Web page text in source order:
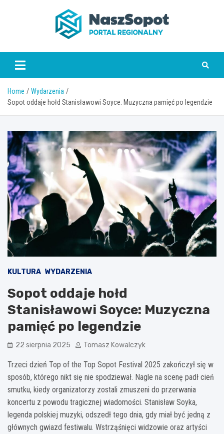
www.naszsopot.pl
Home
Wydarzenia
Sopot oddaje hołd Stanisławowi Soyce: Muzyczna pamięć po legendzie
KULTURA WYDARZENIA
Sopot oddaje hołd
Stanisławowi Soyce: Muzyczna
pamięć po legendzie
22 sierpnia 2025 Tomasz Kowalczyk
Trzeci dzień Top of the Top Sopot Festival 2025 zakończył się w
sposób, którego nikt się nie spodziewał. Nagle na scenę padł cień
smutku, kiedy organizatorzy zostali zmuszeni do przerwania
koncertu z powodu tragicznej wiadomości. Stanisław Soyka,
legenda polskiej muzyki, odszedł tego dnia, gdy miał być jedną z
głównych gwiazd festiwalu. Wstrząśnięci widzowie oraz artyści